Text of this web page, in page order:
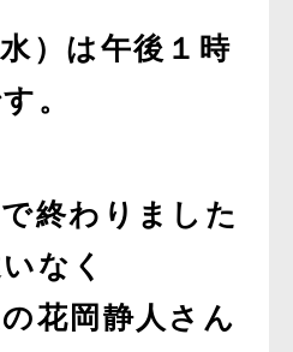
）は午後１時
。
終わりました
なく
花岡静人さん